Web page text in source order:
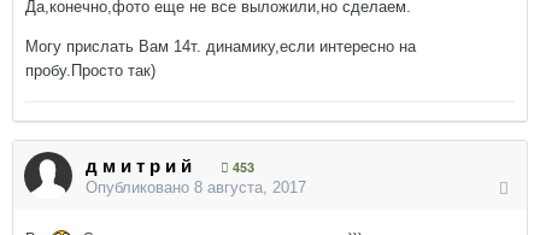
Да,конечно,фото еще не все выложили,но сделаем.
Могу прислать Вам 14т. динамику,если интересно на
пробу.Просто так)
д м и т р и й
453
Опубликовано 8 августа, 2017